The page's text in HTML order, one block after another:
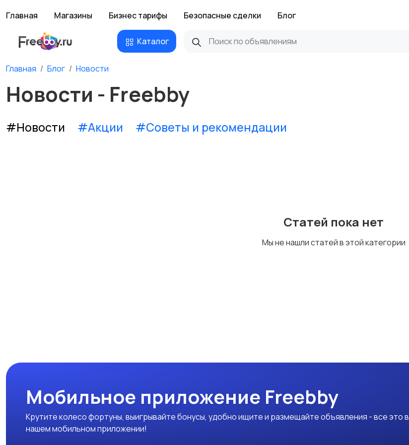
Главная Магазины Бизнес тарифы Безопасные сделки Блог
Каталог
Главная Блог Новости
Новости - Freebby
#Новости #Акции #Советы и рекомендации
Статей пока нет
Мы не нашли статей в этой категории
Мобильное приложение Freebby
Крутите колесо фортуны, выигрывайте бонусы, удобно ищите и размещайте объявления - все это в
нашем мобильном приложении!